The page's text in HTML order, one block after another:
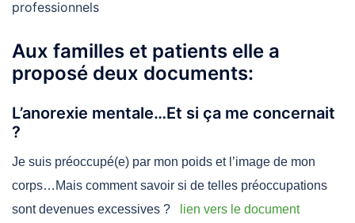
professionnels
Aux familles et patients elle a
proposé deux documents:
L’anorexie mentale…Et si ça me concernait
?
Je suis préoccupé(e) par mon poids et l’image de mon
corps…Mais comment savoir si de telles préoccupations
sont devenues excessives ?
lien vers le document